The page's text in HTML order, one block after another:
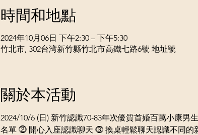
時間和地點
2024年10月06日 下午2:30 – 下午5:30
竹北市, 302台湾新竹縣竹北市高鐵七路6號 地址號
關於本活動
2024/10/6 (日) 新竹認識70-83年次優質首婚百萬小康男
名單 ⓶ 開心入座認識聊天 ⓷ 換桌輕鬆聊天認識不同的